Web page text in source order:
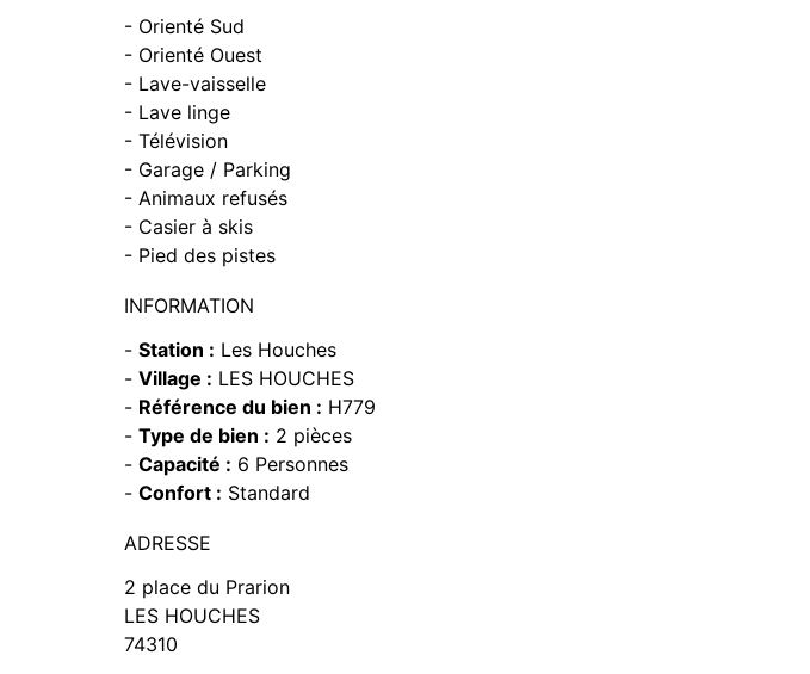
- Orienté Sud
- Orienté Ouest
- Lave-vaisselle
- Lave linge
- Télévision
- Garage / Parking
- Animaux refusés
- Casier à skis
- Pied des pistes
INFORMATION
- Station : Les Houches
- Village : LES HOUCHES
- Référence du bien : H779
- Type de bien : 2 pièces
- Capacité : 6 Personnes
- Confort : Standard
ADRESSE
2 place du Prarion
LES HOUCHES
74310